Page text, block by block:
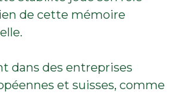
de cette mémoire
dans des entreprises
et suisses, comme